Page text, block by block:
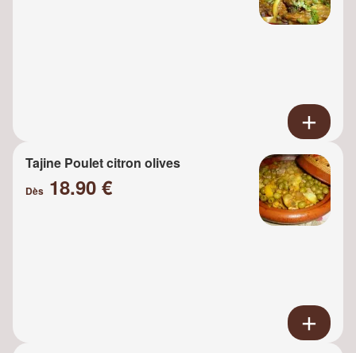
Tajine Poulet citron olives
Dès 18.90 €